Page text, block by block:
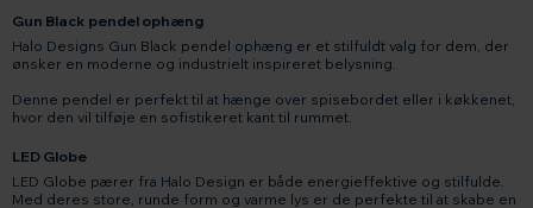
Gun Black pendel ophæng
Halo Designs Gun Black pendel ophæng er et stilfuldt valg for dem, der
ønsker en moderne og industrielt inspireret belysning.
Denne pendel er perfekt til at hænge over spisebordet eller i køkkenet,
hvor den vil tilføje en sofistikeret kant til rummet.
LED Globe
LED Globe pærer fra Halo Design er både energieffektive og stilfulde.
Med deres store, runde form og varme lys er de perfekte til at skabe en